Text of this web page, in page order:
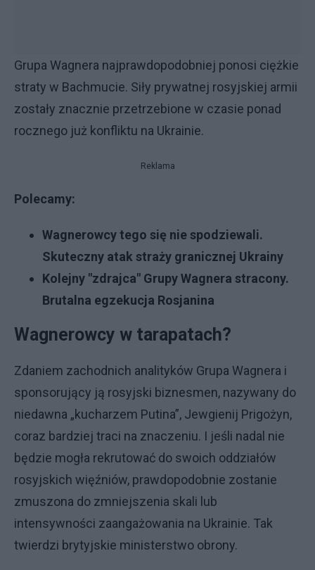
Grupa Wagnera najprawdopodobniej ponosi ciężkie
straty w Bachmucie. Siły prywatnej rosyjskiej armii
zostały znacznie przetrzebione w czasie ponad
rocznego już konfliktu na Ukrainie.
Reklama
Polecamy:
Wagnerowcy tego się nie spodziewali.
Skuteczny atak straży granicznej Ukrainy
Kolejny "zdrajca" Grupy Wagnera stracony.
Brutalna egzekucja Rosjanina
Wagnerowcy w tarapatach?
Zdaniem zachodnich analityków Grupa Wagnera i
sponsorujący ją rosyjski biznesmen, nazywany do
niedawna „kucharzem Putina”, Jewgienij Prigożyn,
coraz bardziej traci na znaczeniu. I jeśli nadal nie
będzie mogła rekrutować do swoich oddziałów
rosyjskich więźniów, prawdopodobnie zostanie
zmuszona do zmniejszenia skali lub
intensywności zaangażowania na Ukrainie. Tak
twierdzi brytyjskie ministerstwo obrony.